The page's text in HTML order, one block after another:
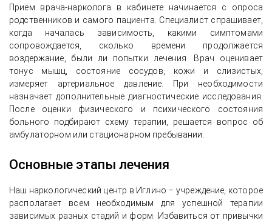
Приём врача-нарколога в кабинете начинается с опроса
родственников и самого пациента. Специалист спрашивает,
когда началась зависимость, какими симптомами
сопровождается, сколько времени продолжается
воздержание, были ли попытки лечения. Врач оценивает
тонус мышц, состояние сосудов, кожи и слизистых,
измеряет артериальное давление. При необходимости
назначает дополнительные диагностические исследования.
После оценки физического и психического состояния
больного подбирают схему терапии, решается вопрос об
амбулаторном или стационарном пребывании.
Основные этапы лечения
Наш наркологический центр в Иглино – учреждение, которое
располагает всем необходимым для успешной терапии
зависимых разных стадий и форм. Избавиться от привычки